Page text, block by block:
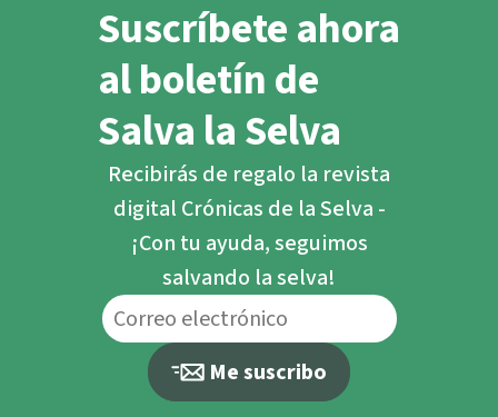
Suscríbete ahora
al boletín de
Salva la Selva
Recibirás de regalo la revista
digital Crónicas de la Selva -
¡Con tu ayuda, seguimos
salvando la selva!
Me suscribo